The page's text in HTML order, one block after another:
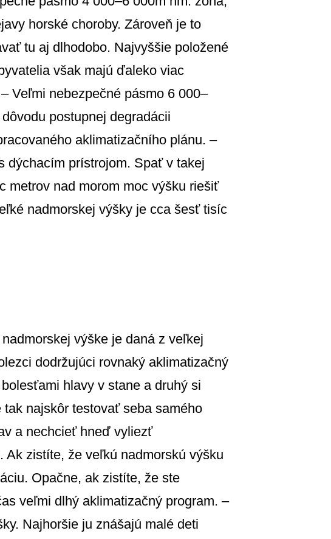
horské choroby. Zároveň je to
tu aj dlhodobo. Najvyššie položené
však majú ďaleko viac
Veľmi nebezpečné pásmo 6 000–
postupnej degradácii
aklimatizačního plánu. –
dýchacím prístrojom. Spať v takej
metrov nad morom moc výšku riešiť
nadmorskej výšky je cca šesť tisíc
výške je daná z veľkej
dodržujúci rovnaký aklimatizačný
hlavy v stane a druhý si
najskôr testovať seba samého
a nechcieť hneď vyliezť
zistíte, že veľkú nadmorskú výšku
Opačne, ak zistíte, že ste
veľmi dlhý aklimatizačný program. –
Najhoršie ju znášajú malé deti